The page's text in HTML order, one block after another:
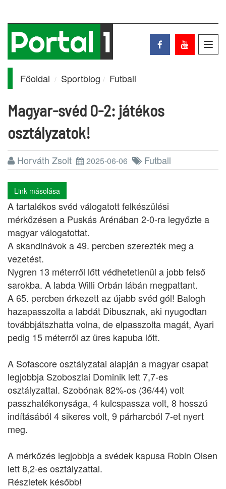
Főoldal Sportblog Futball
Magyar-svéd 0-2: játékos
osztályzatok!
Horváth Zsolt 2025-06-06 Futball
Link másolása
A tartalékos svéd válogatott felkészülési
mérkőzésen a Puskás Arénában 2-0-ra legyőzte a
magyar válogatottat.
A skandinávok a 49. percben szerezték meg a
vezetést.
Nygren 13 méterről lőtt védhetetlenül a jobb felső
sarokba. A labda Willi Orbán lábán megpattant.
A 65. percben érkezett az újabb svéd gól! Balogh
hazapasszolta a labdát Dibusznak, aki nyugodtan
továbbjátszhatta volna, de elpasszolta magát, Ayari
pedig 15 méterről az üres kapuba lőtt.
A Sofascore osztályzatai alapján a magyar csapat
legjobbja Szoboszlai Dominik lett 7,7-es
osztályzattal. Szobónak 82%-os (36/44) volt
passzhatékonysága, 4 kulcspassza volt, 8 hosszú
indításából 4 sikeres volt, 9 párharcból 7-et nyert
meg.
A mérkőzés legjobbja a svédek kapusa Robin Olsen
lett 8,2-es osztályzattal.
Részletek később!